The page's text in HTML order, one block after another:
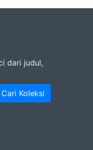
dari judul,
Cari Koleksi